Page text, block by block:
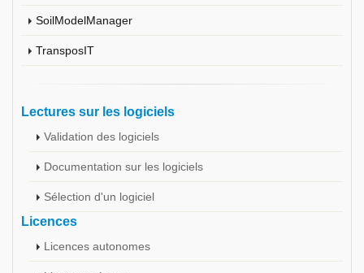
SoilModelManager
TransposIT
Lectures sur les logiciels
Validation des logiciels
Documentation sur les logiciels
Sélection d'un logiciel
Licences
Licences autonomes